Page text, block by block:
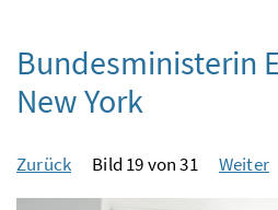
Bundesministerin
New York
Zurück Bild 19 von 31 Weiter